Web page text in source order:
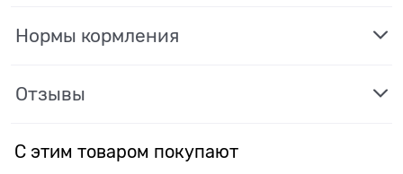
Нормы кормления
Отзывы
С этим товаром покупают